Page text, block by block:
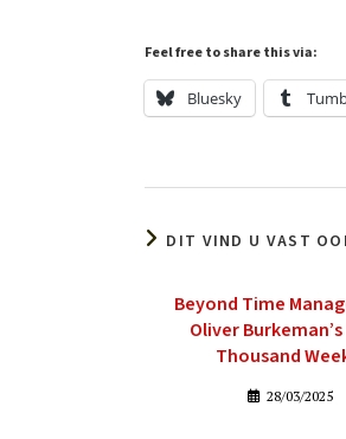
Feel free to share this via:
Bluesky
DIT VIND U VAST
Beyond Time
Oliver Burkeman’s
Thousand
28/03/2025